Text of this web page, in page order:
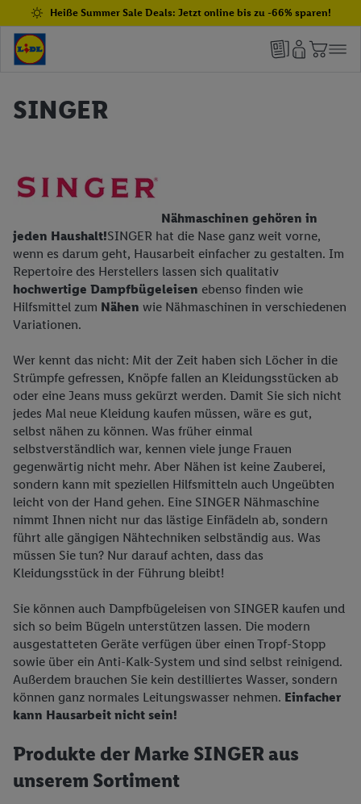
Heiße Summer Sale Deals: Jetzt online bis zu -66% sparen!
SINGER
Nähmaschinen gehören in
jeden Haushalt!SINGER hat die Nase ganz weit vorne,
wenn es darum geht, Hausarbeit einfacher zu gestalten. Im
Repertoire des Herstellers lassen sich qualitativ
hochwertige Dampfbügeleisen ebenso finden wie
Hilfsmittel zum Nähen wie Nähmaschinen in verschiedenen
Variationen.
Wer kennt das nicht: Mit der Zeit haben sich Löcher in die
Strümpfe gefressen, Knöpfe fallen an Kleidungsstücken ab
oder eine Jeans muss gekürzt werden. Damit Sie sich nicht
jedes Mal neue Kleidung kaufen müssen, wäre es gut,
selbst nähen zu können. Was früher einmal
selbstverständlich war, kennen viele junge Frauen
gegenwärtig nicht mehr. Aber Nähen ist keine Zauberei,
sondern kann mit speziellen Hilfsmitteln auch Ungeübten
leicht von der Hand gehen. Eine SINGER Nähmaschine
nimmt Ihnen nicht nur das lästige Einfädeln ab, sondern
führt alle gängigen Nähtechniken selbständig aus. Was
müssen Sie tun? Nur darauf achten, dass das
Kleidungsstück in der Führung bleibt!
Sie können auch Dampfbügeleisen von SINGER kaufen und
sich so beim Bügeln unterstützen lassen. Die modern
ausgestatteten Geräte verfügen über einen Tropf-Stopp
sowie über ein Anti-Kalk-System und sind selbst reinigend.
Außerdem brauchen Sie kein destilliertes Wasser, sondern
können ganz normales Leitungswasser nehmen. Einfacher
kann Hausarbeit nicht sein!
Produkte der Marke SINGER aus
unserem Sortiment